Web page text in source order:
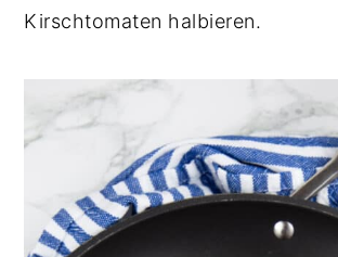
Kirschtomaten halbieren.